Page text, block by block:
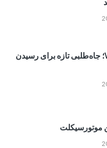
مک‌لارن W1؛ جاه‌طلبی تازه برای رسیدن
موتورسیکلت